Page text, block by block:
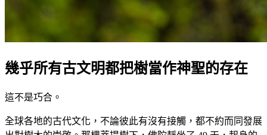
幾乎所有古文明都把樹當作神聖的存在
這不是巧合。
全球各地的古代文化，不論彼此有沒有接觸，都不約而同發展